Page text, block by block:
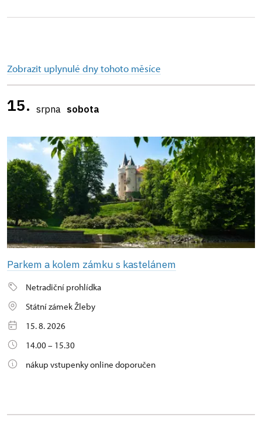
Zobrazit uplynulé dny tohoto měsíce
15. srpna sobota
Parkem a kolem zámku s kastelánem
Netradiční prohlídka
Státní zámek Žleby
15. 8. 2026
14.00 – 15.30
nákup vstupenky online doporučen